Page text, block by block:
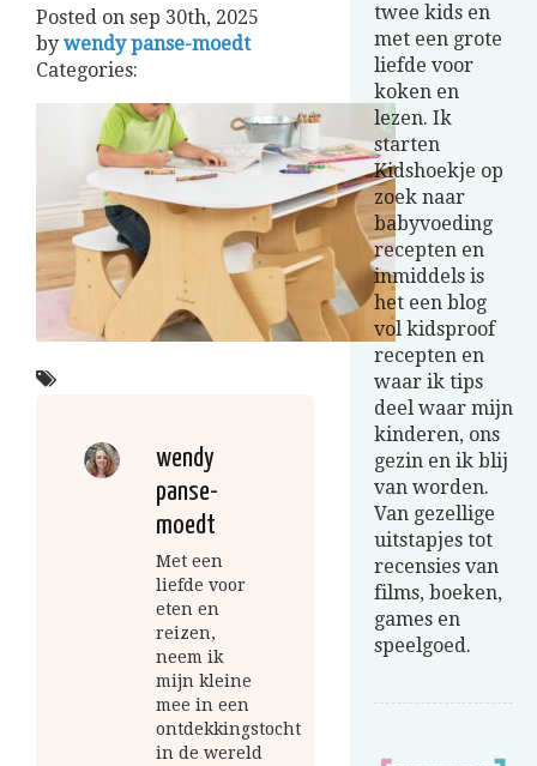
Posted on sep 30th, 2025
by wendy panse-moedt
Categories:
wendy
panse-
moedt
Met een
liefde voor
eten en
reizen,
neem ik
mijn kleine
mee in een
ontdekkingstocht
in de wereld
twee kids en
met een grote
liefde voor
koken en
lezen. Ik
starten
Kidshoekje op
zoek naar
babyvoeding
recepten en
inmiddels is
het een blog
vol kidsproof
recepten en
waar ik tips
deel waar mijn
kinderen, ons
gezin en ik blij
van worden.
Van gezellige
uitstapjes tot
recensies van
films, boeken,
games en
speelgoed.